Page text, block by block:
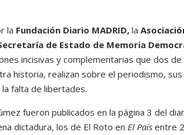
la Fundación Diario MADRID, la
de Estado de Memoria
incisivas y complementarias que dos
historia, realizan sobre el periodismo,
falta de libertades.
fueron publicados en la página 3 del
dictadura, los de El Roto en El País entre